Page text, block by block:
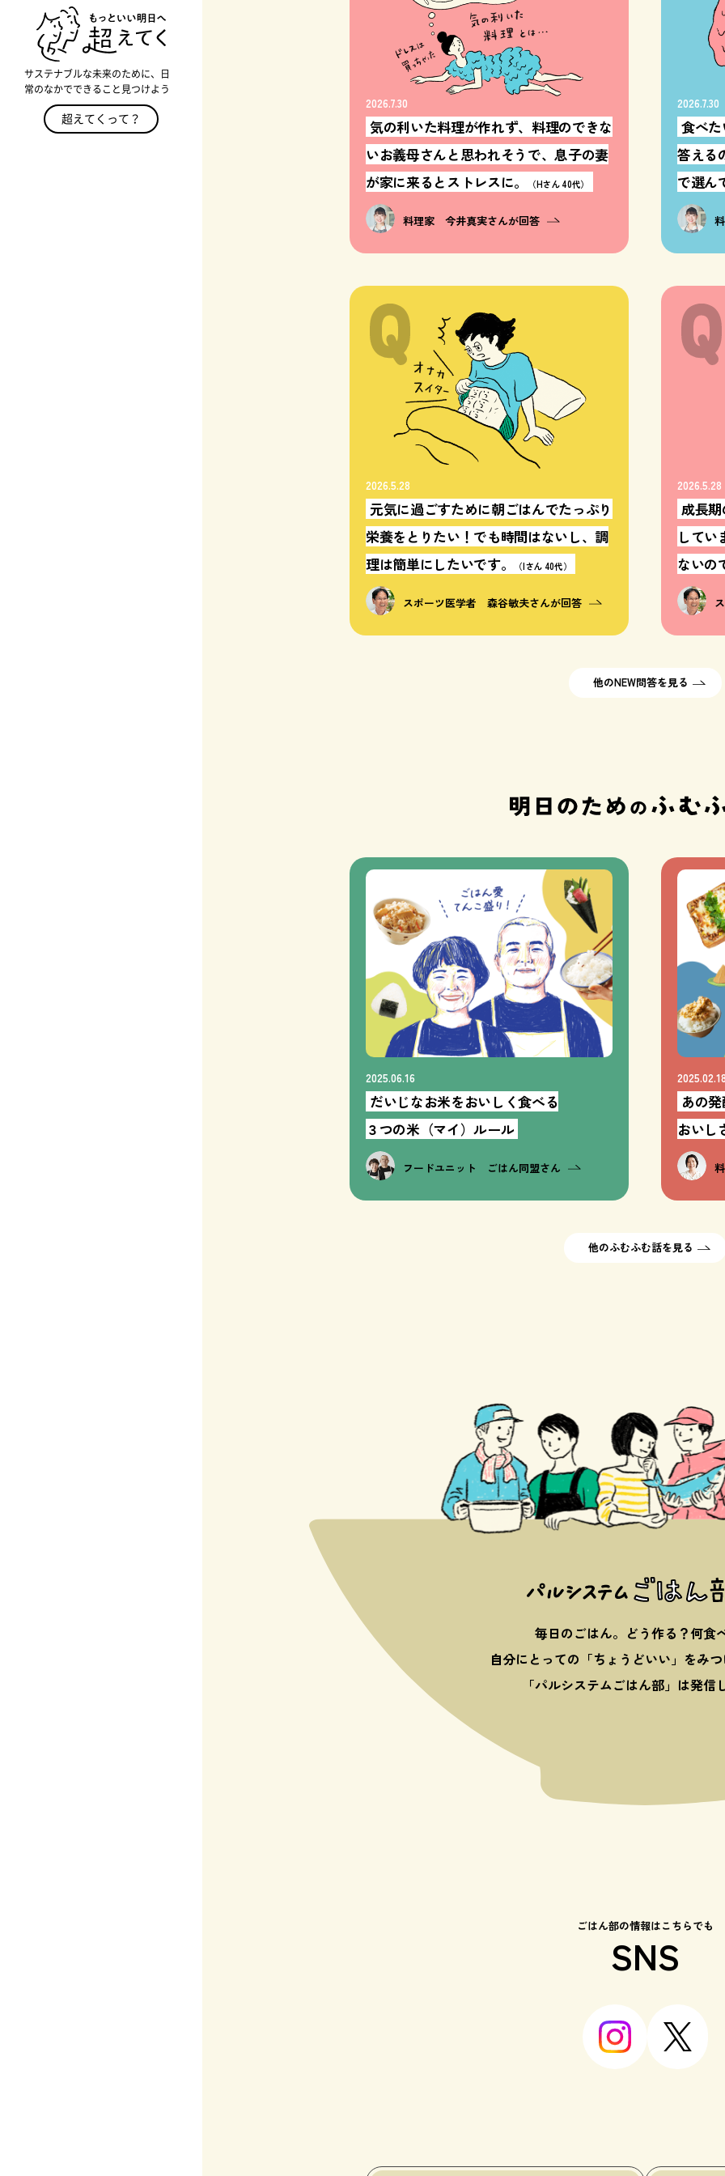
サステナブルな未来のために、日
常のなかでできること見つけよう
超えてくって？
2026.7.30
気の利いた料理が作れず、料理のできな
いお義母さんと思われそうで、息子の妻
が家に来るとストレスに。
（Hさん 40代）
料理家 今井真実さんが回答
2026.7.30
食べ
答える
で選ん
2026.5.28
元気に過ごすために朝ごはんでたっぷり
栄養をとりたい！でも時間はないし、調
理は簡単にしたいです。
（Iさん 40代）
スポーツ医学者 森谷敏夫さんが回答
2026.5.28
成長
してい
ないの
他のNEW問答を見る
2025.06.16
だいじなお米をおいしく食べる
３つの米（マイ）ルール
フードユニット ごはん同盟さん
あの
おいし
他のふむふむ話を見る
毎日のごはん。どう作る？何食
自分にとっての「ちょうどいい」をみ
「パルシステムごはん部」は発信
ごはん部の情報はこちらでも
SNS